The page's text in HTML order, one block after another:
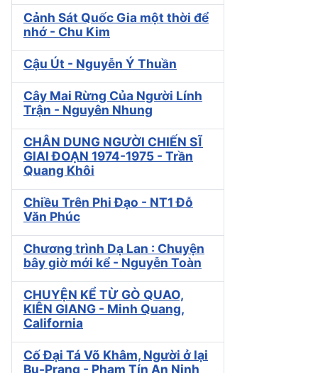
Cảnh Sát Quốc Gia một thời để
nhớ - Chu Kim
Cậu Út - Nguyễn Ý Thuần
Cây Mai Rừng Của Người Lính
Trận - Nguyên Nhung
CHÂN DUNG NGƯỜI CHIẾN SĨ
GIAI ĐOẠN 1974-1975 - Trần
Quang Khôi
Chiều Trên Phi Đạo - NT1 Đỗ
Văn Phúc
Chương trình Dạ Lan : Chuyện
bây giờ mới kể - Nguyễn Toàn
CHUYỆN KỂ TỪ GÒ QUAO,
KIÊN GIANG - Minh Quang,
California
Cố Đại Tá Võ Khâm, Người ở lại
Bu-Prang - Phạm Tín An Ninh